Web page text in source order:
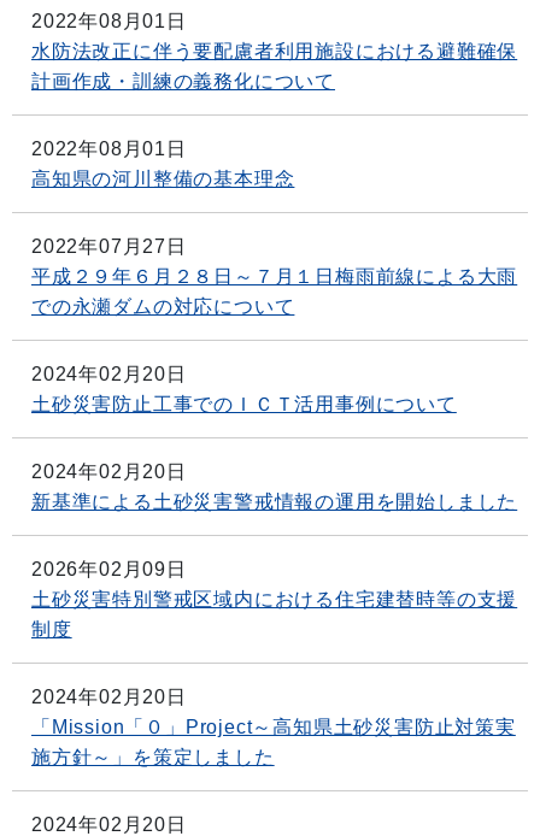
2022年08月01日
水防法改正に伴う要配慮者利用施設における避難確保
計画作成・訓練の義務化について
2022年08月01日
高知県の河川整備の基本理念
2022年07月27日
平成２９年６月２８日～７月１日梅雨前線による大雨
での永瀬ダムの対応について
2024年02月20日
土砂災害防止工事でのＩＣＴ活用事例について
2024年02月20日
新基準による土砂災害警戒情報の運用を開始しました
2026年02月09日
土砂災害特別警戒区域内における住宅建替時等の支援
制度
2024年02月20日
「Mission「０」Project～高知県土砂災害防止対策実
施方針～」を策定しました
2024年02月20日